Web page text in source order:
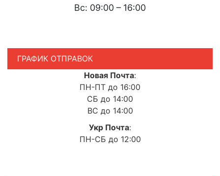
Вс: 09:00 – 16:00
ГРАФИК ОТПРАВОК
Новая Почта:
ПН-ПТ до 16:00
СБ до 14:00
ВС до 14:00
Укр Почта:
ПН-СБ до 12:00